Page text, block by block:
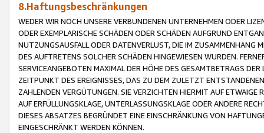
8.Haftungsbeschränkungen
WEDER WIR NOCH UNSERE VERBUNDENEN UNTERNEHMEN ODER
ODER EXEMPLARISCHE SCHÄDEN ODER SCHÄDEN AUFGRUND
NUTZUNGSAUSFALL ODER DATENVERLUST, DIE IM ZUSAMMENHANG
DES AUFTRETENS SOLCHER SCHÄDEN HINGEWIESEN WURDEN.
SERVICEANGEBOTEN MAXIMAL DER HÖHE DES GESAMTBETRAGS
ZEITPUNKT DES EREIGNISSES, DAS ZU DEM ZULETZT
ZAHLENDEN VERGÜTUNGEN. SIE VERZICHTEN HIERMIT AUF
AUF ERFÜLLUNGSKLAGE, UNTERLASSUNGSKLAGE ODER ANDERE
DIESES ABSATZES BEGRÜNDET EINE EINSCHRÄNKUNG VON
EINGESCHRÄNKT WERDEN KÖNNEN.